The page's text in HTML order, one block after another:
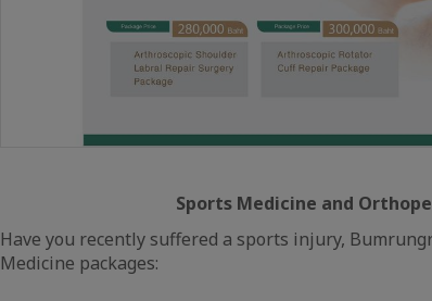
Sports Medicine and
Have you recently suffered a sports injury,
Medicine packages: